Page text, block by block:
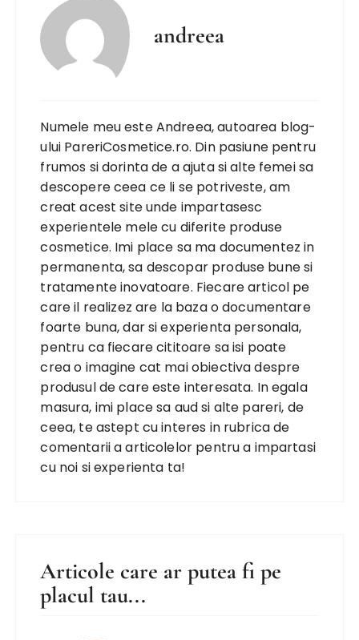
andreea
Numele meu este Andreea, autoarea blog-
ului PareriCosmetice.ro. Din pasiune pentru
frumos si dorinta de a ajuta si alte femei sa
descopere ceea ce li se potriveste, am
creat acest site unde impartasesc
experientele mele cu diferite produse
cosmetice. Imi place sa ma documentez in
permanenta, sa descopar produse bune si
tratamente inovatoare. Fiecare articol pe
care il realizez are la baza o documentare
foarte buna, dar si experienta personala,
pentru ca fiecare cititoare sa isi poate
crea o imagine cat mai obiectiva despre
produsul de care este interesata. In egala
masura, imi place sa aud si alte pareri, de
ceea, te astept cu interes in rubrica de
comentarii a articolelor pentru a impartasi
cu noi si experienta ta!
Articole care ar putea fi pe
placul tau...